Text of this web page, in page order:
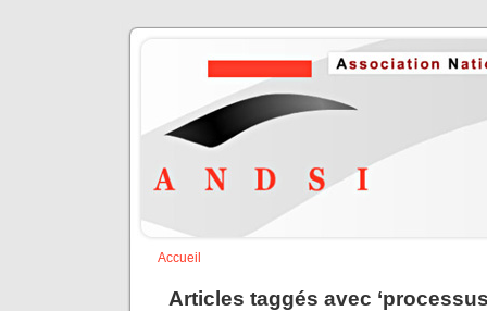
Accueil
Articles taggés avec